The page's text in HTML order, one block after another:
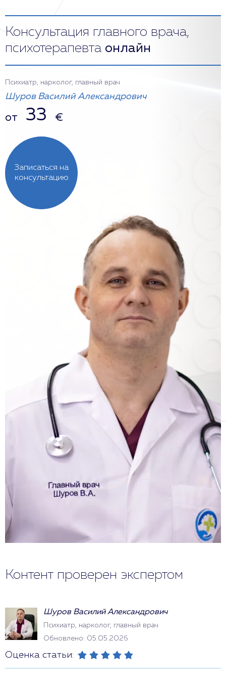
Консультация главного врача,
психотерапевта онлайн
Записаться на
консультацию
Психиатр, нарколог, главный врач
Шуров Василий Александрович
от 33 €
Контент проверен экспертом
Шуров Василий Александрович
Психиатр, нарколог, главный врач
Обновлено: 05.05.2026
Оценка статьи: